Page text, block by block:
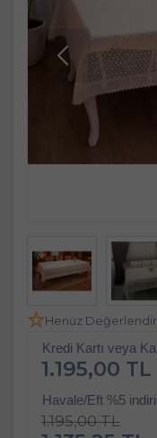
Henüz
Kredi Kartı veya
1.195,00 TL
Havale/Eft %5
1.195,00 TL